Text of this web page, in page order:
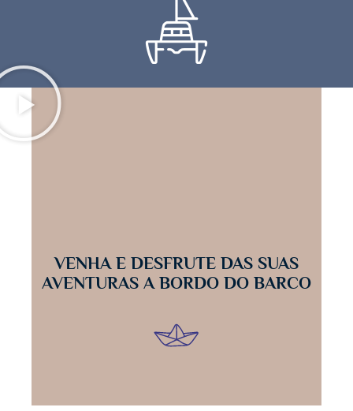
VENHA E DESFRUTE DAS SUAS
AVENTURAS A BORDO DO BARCO